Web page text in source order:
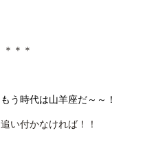
＊＊＊
もう時代は山羊座だ～～！
追い付かなければ！！